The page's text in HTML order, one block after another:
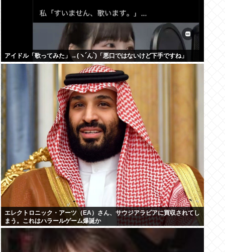
アイドル「歌ってみた」→(ヽ´ん`)「悪口ではないけど下手ですね」
エレクトロニック・アーツ（EA）さん、サウジアラビアに買収されてし
まう。これはハラールゲーム爆誕か